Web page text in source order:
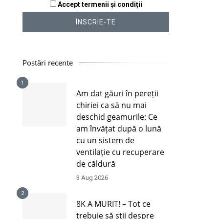
Accept termenii și condiții
Postări recente
1
Am dat găuri în pereții
chiriei ca să nu mai
deschid geamurile: Ce
am învățat după o lună
cu un sistem de
ventilație cu recuperare
de căldură
3 Aug 2026
2
8K A MURIT! – Tot ce
trebuie să știi despre